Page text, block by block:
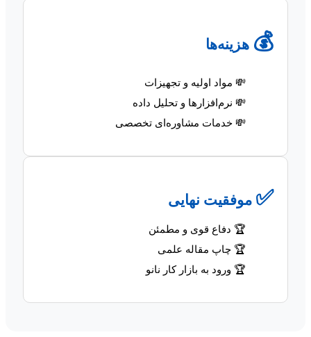
💰 هزینه‌ها
💸 مواد اولیه و تجهیزات
💸 نرم‌افزارها و تحلیل داده
💸 خدمات مشاوره‌ای تخصصی
✅ موفقیت نهایی
🏆 دفاع قوی و مطمئن
🏆 چاپ مقاله علمی
🏆 ورود به بازار کار نانو